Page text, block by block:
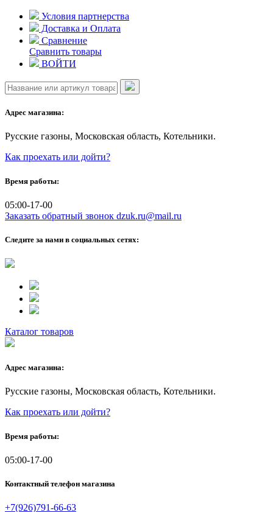
Skip
content
Условия партнерства
Доставка и Оплата
Сравнение
Сравнить товары
ВОЙТИ
Адрес магазина:
Русские газоны, Московская область, Котельники.
Как проехать или дойти?
Время работы:
05:00-17-00
Заказать обратный звонок dzuk.ru@mail.ru
Следите за нами в социальных сетях:
Каталог товаров
Адрес магазина:
Русские газоны, Московская область, Котельники.
Как проехать или дойти?
Время работы:
05:00-17-00
Контактный телефон магазина
+7(926)791-66-63